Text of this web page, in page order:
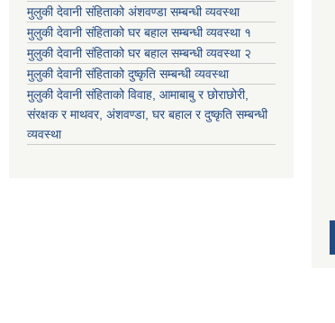
मुलुकी देवानी संहिताको अंशवण्डा सम्बन्धी व्यवस्था
मुलुकी देवानी संहिताको घर बहाल सम्बन्धी व्यवस्था १
मुलुकी देवानी संहिताको घर बहाल सम्बन्धी व्यवस्था २
मुलुकी देवानी संहिताको दुष्कृति सम्बन्धी व्यवस्था
मुलुकी देवानी संहिताको विवाह, आमाबाबु र छोराछोरी,
संरक्षक र माथवर, अंशवण्डा, घर बहाल र दुष्कृति सम्बन्धी
व्यवस्था